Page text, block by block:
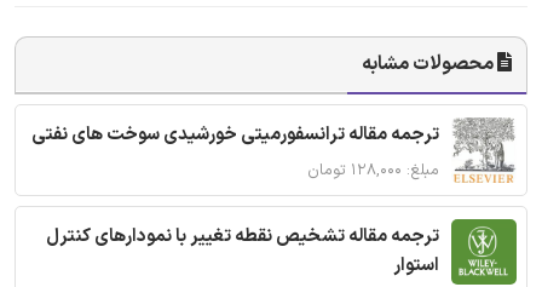
محصولات مشابه
ترجمه مقاله ترانسفورمیتی خورشیدی سوخت های نفتی
مبلغ: ۱۲۸,۰۰۰ تومان
ترجمه مقاله تشخیص نقطه تغییر با نمودارهای کنترل
استوار